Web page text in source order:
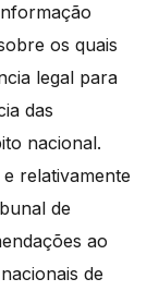
os quais
legal para
das
nacional.
relativamente
de
ao
de